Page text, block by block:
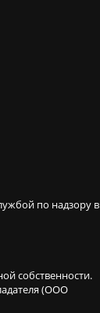
по надзору в
собственности.
(ООО